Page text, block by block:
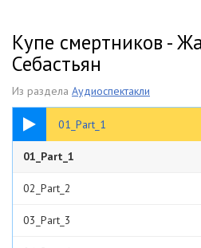
Купе смертников -
Себастьян
Из раздела Аудиоспектакли
01_Part_1
16:19
01_Part_1
02_Part_2
03_Part_3